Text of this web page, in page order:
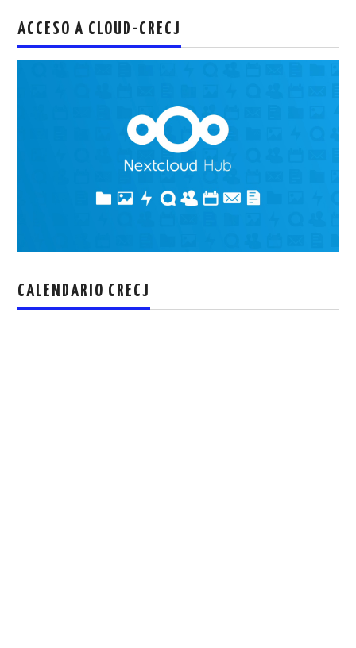
ACCESO A CLOUD-CRECJ
CALENDARIO CRECJ